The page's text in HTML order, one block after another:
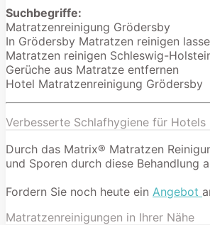
Suchbegriffe:
Matratzenreinigung Grödersby
In Grödersby Matratzen reinigen
Matratzen reinigen Schleswig-
Gerüche aus Matratze entfernen
Hotel Matratzenreinigung Grödersby
Verbesserte Schlafhygiene für Hotels
Durch das Matrix® Matratzen
und Sporen durch diese Behandlung
Fordern Sie noch heute ein Angebot
Matratzenreinigungen in Ihrer Nähe